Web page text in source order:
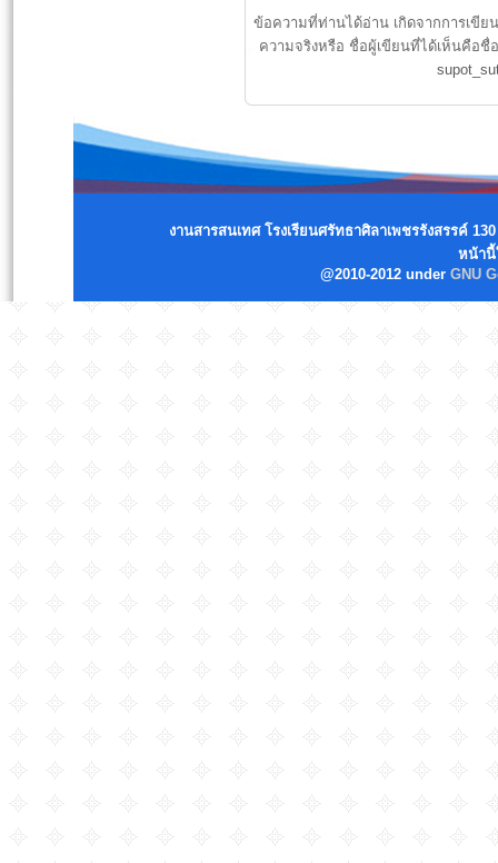
ข้อความที่ท่านได้อ่าน เกิดจากการเขีย
ความจริงหรือ ชื่อผู้เขียนที่ได้เห็นคือ
งานสารสนเทศ โรงเรียนศรัทธาศิลาเพชรรังสรรค์
หน้านี้
@2010-2012 under GNU